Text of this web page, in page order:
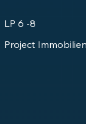
LP 6 -8
Project Immobilien